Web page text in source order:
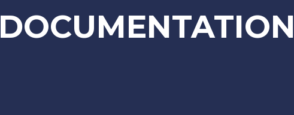
DOCUMENTATION